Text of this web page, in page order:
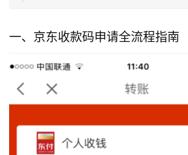
一、京东收款码申请全流程指南